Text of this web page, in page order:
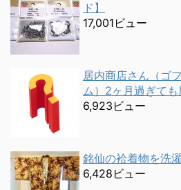
ド】
17,001ビュー
居内商店さん（ゴ
ム）2ヶ月過ぎて
6,923ビュー
銘仙の袷着物を洗
6,428ビュー